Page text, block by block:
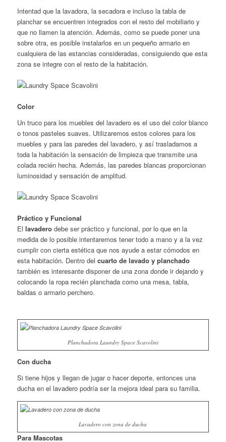
Intentad que la lavadora, la secadora e incluso la tabla de
planchar se encuentren integrados con el resto del mobiliario y
que no llamen la atención. Además, como se puede poner una
sobre otra, es posible instalarlos en un pequeño armario en
cualquiera de las estancias consideradas, consiguiendo que esta
zona se integre con el resto de la habitación.
Color
Un truco para los muebles del lavadero es el uso del color blanco
o tonos pasteles suaves. Utilizaremos estos colores para los
muebles y para las paredes del lavadero, y así trasladamos a
toda la habitación la sensación de limpieza que transmite una
colada recién hecha. Además, las paredes blancas proporcionan
luminosidad y sensación de amplitud.
Práctico y Funcional
El lavaderodebe ser práctico y funcional, por lo que en la
medida de lo posible intentaremos tener todo a mano y a la vez
cumplir con cierta estética que nos ayude a estar cómodos en
esta habitación. Dentro del cuarto de lavado y planchado
también es interesante disponer de una zona donde ir dejando y
colocando la ropa recién planchada como una mesa, tabla,
baldas o armario perchero.
Planchadora Laundry Space Scavolini
Con ducha
Si tiene hijos y llegan de jugar o hacer deporte, entonces una
ducha en el lavadero podría ser la mejora ideal para su familia.
Lavadero con zona de ducha
Para Mascotas